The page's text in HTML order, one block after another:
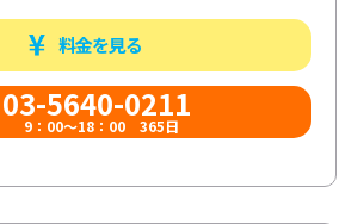
料金を見る
03-5640-0211
9：00～18：00 365日